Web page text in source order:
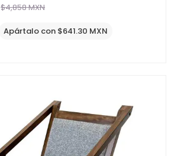
$4,858 MXNOriginal
price
Current
price
Apártalo con $641.30 MXN